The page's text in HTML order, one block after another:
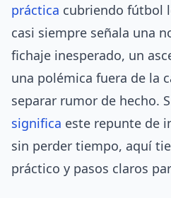
práctica cubriendo fútbol
casi siempre señala una
fichaje inesperado, un
una polémica fuera de la
separar rumor de hecho.
significa este repunte de
sin perder tiempo, aquí
práctico y pasos claros